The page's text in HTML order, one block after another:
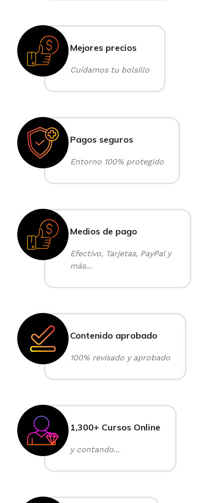
Mejores precios
Cuidamos tu bolsillo
Pagos seguros
Entorno 100% protegido
Medios de pago
Efectivo, Tarjetas, PayPal y
más...
Contenido aprobado
100% revisado y aprobado
1,300+ Cursos Online
y contando...